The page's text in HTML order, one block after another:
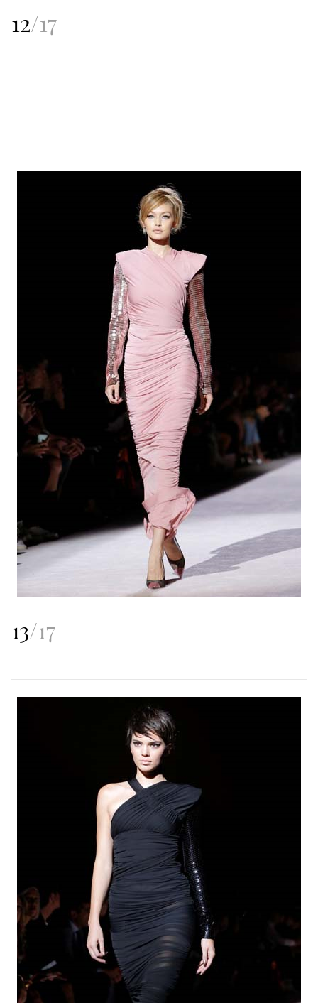
12/17
13/17